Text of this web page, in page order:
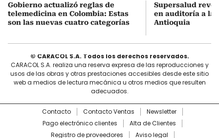
Gobierno actualizó reglas de
telemedicina en Colombia: Estas
son las nuevas cuatro categorías
Supersalud
en auditoría a la
Antioquia
© CARACOL S.A. Todos los derechos reservados.
CARACOL S.A. realiza una reserva expresa de las reproducciones y
usos de las obras y otras prestaciones accesibles desde este sitio
web a medios de lectura mecánica u otros medios que resulten
adecuados.
Contacto Contacto Ventas
Newsletter
Pago electrónico clientes
Alta de Clientes
Registro de proveedores
Aviso legal